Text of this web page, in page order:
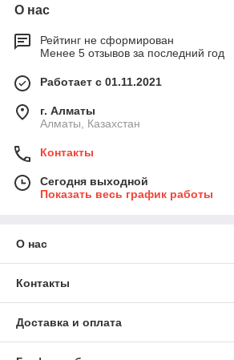
О нас
Рейтинг не сформирован
Менее 5 отзывов за последний год
Работает с 01.11.2021
г. Алматы
Алматы, Казахстан
Контакты
Сегодня выходной
Показать весь график работы
О нас
Контакты
Доставка и оплата